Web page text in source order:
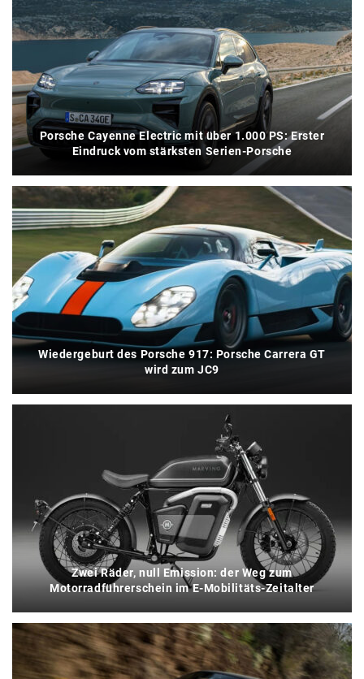
Porsche Cayenne Electric mit über 1.000 PS: Erster
Eindruck vom stärksten Serien-Porsche
Wiedergeburt des Porsche 917: Porsche Carrera GT
wird zum JC9
Zwei Räder, null Emission: der Weg zum
Motorradführerschein im E-Mobilitäts-Zeitalter